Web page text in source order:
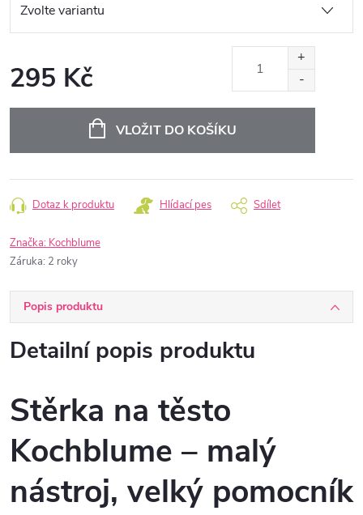
295 Kč
VLOŽIT DO KOŠÍKU
Dotaz k produktu Hlídací pes Sdílet
Značka: Kochblume
Záruka: 2 roky
Popis produktu
Detailní popis produktu
Stěrka na těsto
Kochblume – malý
nástroj, velký pomocník